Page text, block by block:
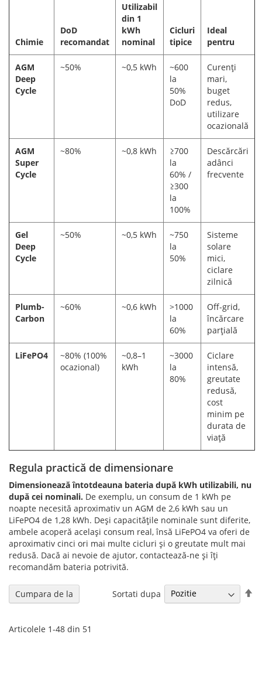
Chimie
DoD
recomandat
Utilizabil
din 1
kWh
nominal
Cicluri
tipice
Ideal
pentru
AGM
Deep
Cycle
~50% ~0,5 kWh
~600
la
50%
DoD
Curenți
mari,
buget
redus,
utilizare
ocazională
AGM
Super
Cycle
~80% ~0,8 kWh
≥700
la
60% /
≥300
la
100%
Descărcări
adânci
frecvente
Gel
Deep
Cycle
~50% ~0,5 kWh
~750
la
50%
Sisteme
solare
mici,
ciclare
zilnică
Plumb-
Carbon
~60% ~0,6 kWh
>1000
la
60%
Off-grid,
încărcare
parțială
LiFePO4
~80% (100%
ocazional)
~0,8–1
kWh
~3000
la
80%
Ciclare
intensă,
greutate
redusă,
cost
minim pe
durata de
viață
Regula practică de dimensionare
Dimensionează întotdeauna bateria după kWh utilizabili, nu
după cei nominali. De exemplu, un consum de 1 kWh pe
noapte necesită aproximativ un AGM de 2,6 kWh sau un
LiFePO4 de 1,28 kWh. Deși capacitățile nominale sunt diferite,
ambele acoperă același consum real, însă LiFePO4 va oferi de
aproximativ cinci ori mai multe cicluri și o greutate mult mai
redusă. Dacă ai nevoie de ajutor, contactează-ne și îți
recomandăm bateria potrivită.
Articolele 1-48 din 51
Sortati dupa
Cumpara de la